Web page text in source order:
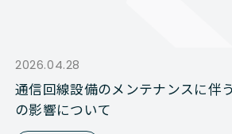
2026.04.28
通信回線設備のメンテナンスに伴
の影響について